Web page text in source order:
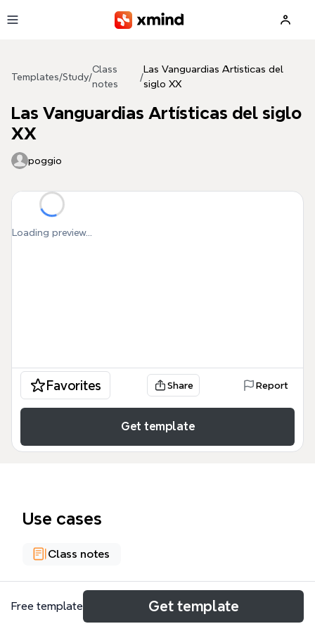
Templates/Study/
Class
notes
/
Las Vanguardias Artísticas del
siglo XX
Las Vanguardias Artísticas del siglo
XX
poggio
Loading preview...
Favorites Share Report
Get template
Use cases
Class notes
About
Free template Get template